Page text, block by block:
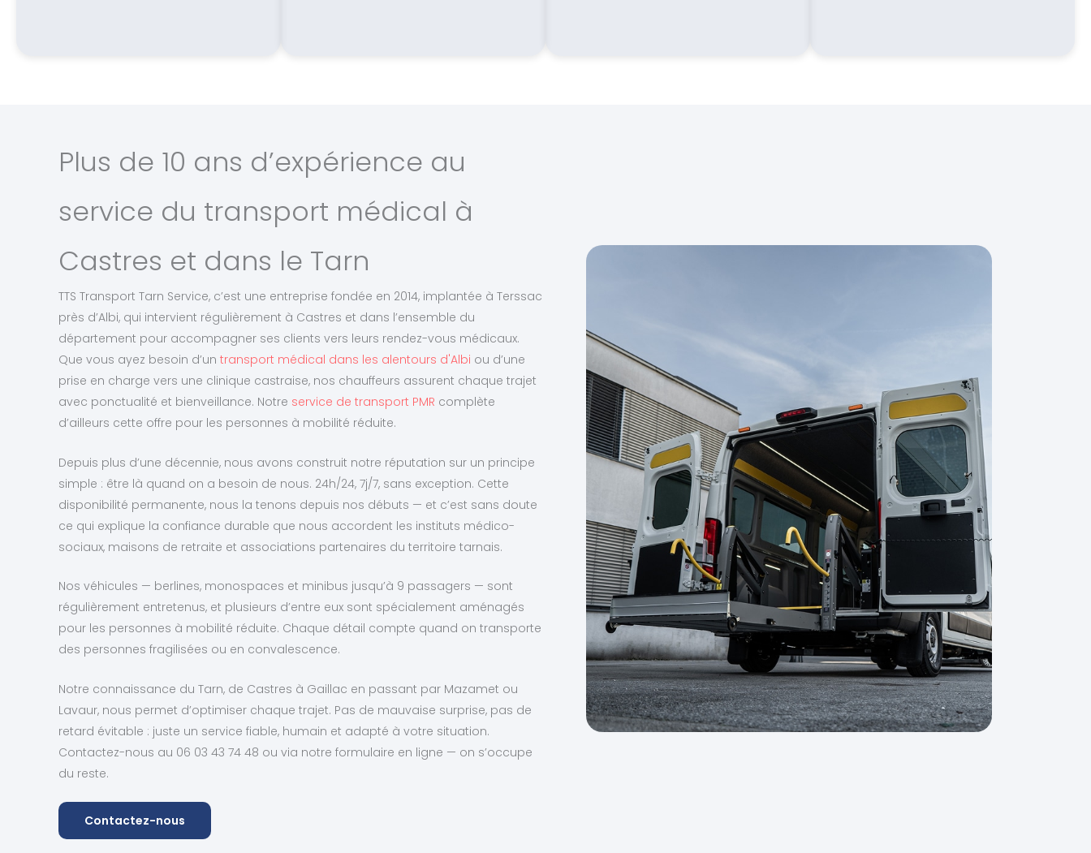
Plus de 10 ans d’expérience au
service du transport médical à
Castres et dans le Tarn
TTS Transport Tarn Service, c’est une entreprise fondée en 2014, implantée à Terssac
près d’Albi, qui intervient régulièrement à Castres et dans l’ensemble du
département pour accompagner ses clients vers leurs rendez-vous médicaux.
Que vous ayez besoin d’un transport médical dans les alentours d'Albi ou d’une
prise en charge vers une clinique castraise, nos chauffeurs assurent chaque trajet
avec ponctualité et bienveillance. Notre service de transport PMR complète
d’ailleurs cette offre pour les personnes à mobilité réduite.
Depuis plus d’une décennie, nous avons construit notre réputation sur un principe
simple : être là quand on a besoin de nous. 24h/24, 7j/7, sans exception. Cette
disponibilité permanente, nous la tenons depuis nos débuts — et c’est sans doute
ce qui explique la confiance durable que nous accordent les instituts médico-
sociaux, maisons de retraite et associations partenaires du territoire tarnais.
Nos véhicules — berlines, monospaces et minibus jusqu’à 9 passagers — sont
régulièrement entretenus, et plusieurs d’entre eux sont spécialement aménagés
pour les personnes à mobilité réduite. Chaque détail compte quand on transporte
des personnes fragilisées ou en convalescence.
Notre connaissance du Tarn, de Castres à Gaillac en passant par Mazamet ou
Lavaur, nous permet d’optimiser chaque trajet. Pas de mauvaise surprise, pas de
retard évitable : juste un service fiable, humain et adapté à votre situation.
Contactez-nous au 06 03 43 74 48 ou via notre formulaire en ligne — on s’occupe
du reste.
Contactez-nous